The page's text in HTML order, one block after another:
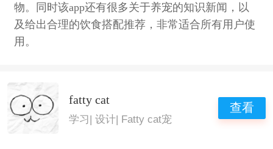
物。同时该app还有很多关于养宠的知识新闻，以
及给出合理的饮食搭配推荐，非常适合所有用户使
用。
fatty cat
学习|设计| Fatty cat宠
查看